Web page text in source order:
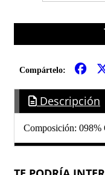
Compártelo:
Descripción
Composición: 098%